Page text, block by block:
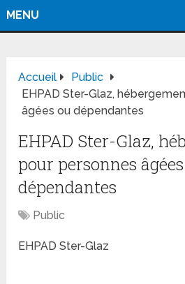
MENU
Accueil
Public
EHPAD Ster-Glaz,
âgées ou dépendantes
EHPAD Ster-Glaz,
pour personnes
dépendantes
Public
EHPAD Ster-Glaz